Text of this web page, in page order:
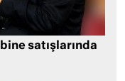
satışlarında